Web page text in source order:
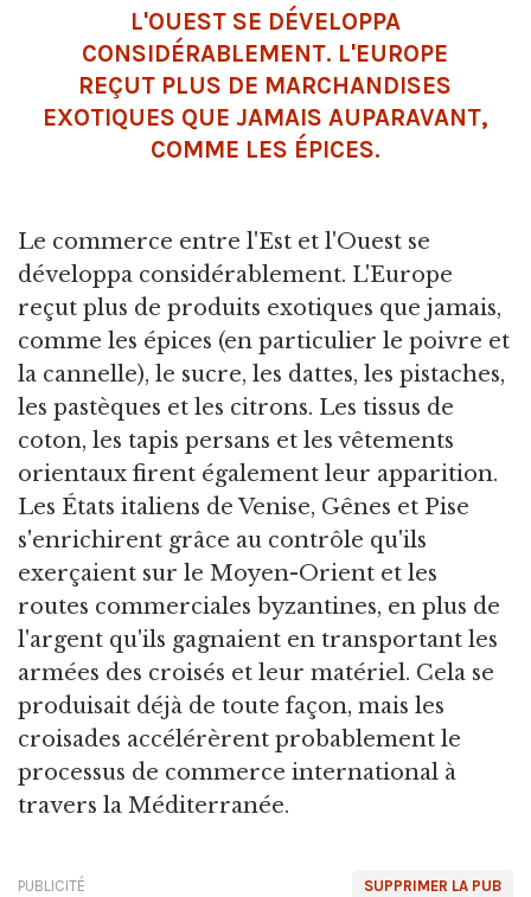
L'OUEST SE DÉVELOPPA
CONSIDÉRABLEMENT. L'EUROPE
REÇUT PLUS DE MARCHANDISES
EXOTIQUES QUE JAMAIS AUPARAVANT,
COMME LES ÉPICES.
Le commerce entre l'Est et l'Ouest se
développa considérablement. L'Europe
reçut plus de produits exotiques que jamais,
comme les épices (en particulier le poivre et
la cannelle), le sucre, les dattes, les pistaches,
les pastèques et les citrons. Les tissus de
coton, les tapis persans et les vêtements
orientaux firent également leur apparition.
Les États italiens de Venise, Gênes et Pise
s'enrichirent grâce au contrôle qu'ils
exerçaient sur le Moyen-Orient et les
routes commerciales byzantines, en plus de
l'argent qu'ils gagnaient en transportant les
armées des croisés et leur matériel. Cela se
produisait déjà de toute façon, mais les
croisades accélérèrent probablement le
processus de commerce international à
travers la Méditerranée.
SUPPRIMER LA PUB
PUBLICITÉ